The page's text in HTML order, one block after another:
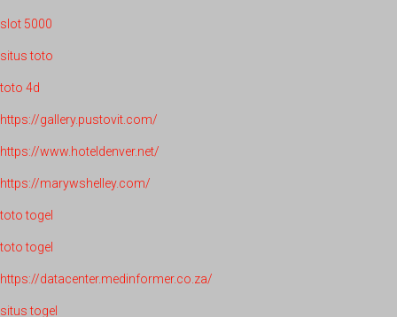
slot 5000
situs toto
toto 4d
https://gallery.pustovit.com/
https://www.hoteldenver.net/
https://marywshelley.com/
toto togel
toto togel
https://datacenter.medinformer.co.za/
situs togel